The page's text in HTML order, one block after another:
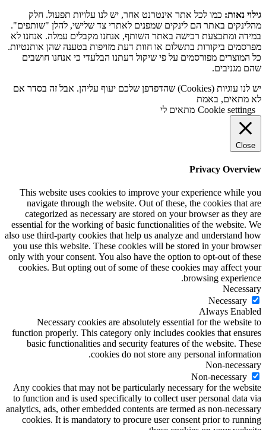
גילוי נאות: כמו לכל אתר אינטרנט אחר, יש לנו עלויות תפעול. חלק
מהלינקים באתר הם לינקים שמפנים לאתרי צד שלישי, להלן "שותפים".
במידה ומתבצעת רכישה באתר השותף, אנחנו מקבלים עמלה. אנחנו לא
מפרסמים ביקורות בתשלום או חוות דעת מזויפות בטענה שהן אותנטיות.
כל המוצרים מפורסמים על פי שיקול דעתנו הבלעדי כי אנחנו חושבים
שהם מגניבים.
יש לנו עוגיות (Cookies) שהדפדפן שלכם יעוף עליהן. אבל זה בסדר אם
לא מתאים, באמת
Cookie settings מתאים לי
Close
Privacy Overview
This website uses cookies to improve your experience while you
navigate through the website. Out of these, the cookies that are
categorized as necessary are stored on your browser as they are
essential for the working of basic functionalities of the website. We
also use third-party cookies that help us analyze and understand how
you use this website. These cookies will be stored in your browser
only with your consent. You also have the option to opt-out of these
cookies. But opting out of some of these cookies may affect your
browsing experience.
Necessary
Necessary
Always Enabled
Necessary cookies are absolutely essential for the website to
function properly. This category only includes cookies that ensures
basic functionalities and security features of the website. These
cookies do not store any personal information.
Non-necessary
Non-necessary
Any cookies that may not be particularly necessary for the website
to function and is used specifically to collect user personal data via
analytics, ads, other embedded contents are termed as non-necessary
cookies. It is mandatory to procure user consent prior to running